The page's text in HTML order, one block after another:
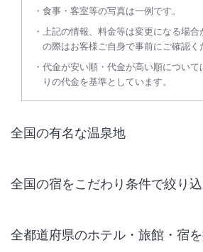
食事・客室等の写真は一例です。
上記の情報、料金等は変更になる場
の際はお客様ご自身で事前にご確認く
代金が安い順・代金が高い順について
りの代金を基準としています。
全国の有名な温泉地
全国の宿をこだわり条件で絞り
全都道府県のホテル・旅館・宿